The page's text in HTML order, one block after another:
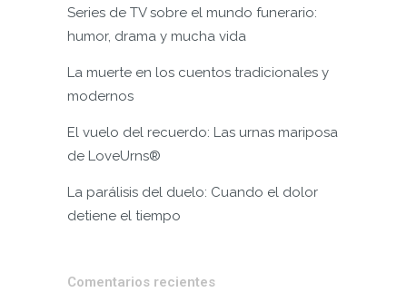
Series de TV sobre el mundo funerario:
humor, drama y mucha vida
La muerte en los cuentos tradicionales y
modernos
El vuelo del recuerdo: Las urnas mariposa
de LoveUrns®
La parálisis del duelo: Cuando el dolor
detiene el tiempo
Comentarios recientes